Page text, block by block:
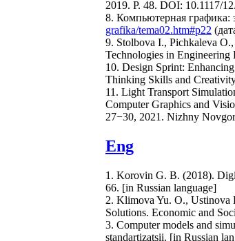
2019. P. 48. DOI: 10.1117/
8. Компьютерная графика:
grafika/tema02.htm#p22
9. Stolbova I., Pichkaleva
Technologies in
10. Design Sprint:
Thinking Skills and
11. Light Transport
Computer Graphics and
27−30, 2021. Nizhny
Eng
1. Korovin G. B. (2018).
66. [in Russian language]
2. Klimova Yu. O., Ustinova
Solutions. Economic and
3. Computer models and
standartizatsii. [in Russian